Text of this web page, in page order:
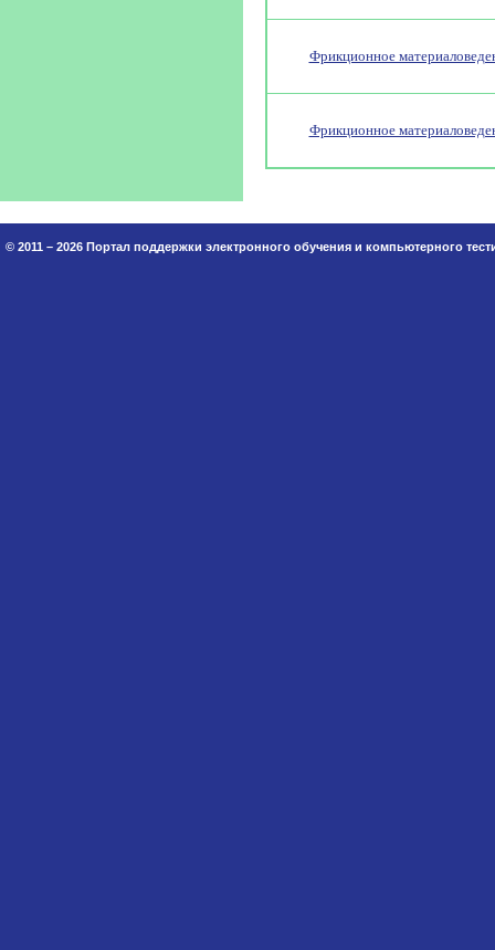
Фрикционное
Фрикционное
© 2011 – 2026 Портал поддержки электронного обучения и компьютерного